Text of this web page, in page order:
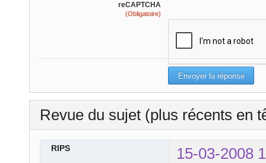
reCAPTCHA
(Obligatoire)
Revue du sujet (plus récents en
RIPS 15-03-2008